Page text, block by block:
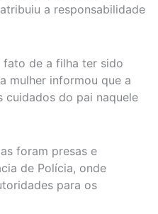
a responsabilidade
fato de a filha ter sido
mulher informou que a
cuidados do pai naquele
foram presas e
de Polícia, onde
para os